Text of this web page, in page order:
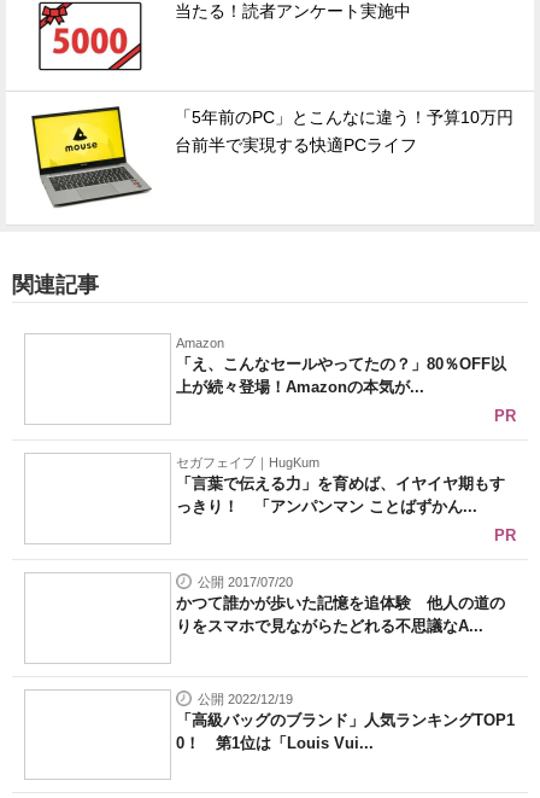
当たる！読者アンケート実施中
「5年前のPC」とこんなに違う！予算10万円
台前半で実現する快適PCライフ
関連記事
Amazon
「え、こんなセールやってたの？」80％OFF以
上が続々登場！Amazonの本気が...
PR
セガフェイブ｜HugKum
「言葉で伝える力」を育めば、イヤイヤ期もす
っきり！ 「アンパンマン ことばずかん...
PR
公開 2017/07/20
かつて誰かが歩いた記憶を追体験 他人の道の
りをスマホで見ながらたどれる不思議なA...
公開 2022/12/19
「高級バッグのブランド」人気ランキングTOP1
0！ 第1位は「Louis Vui...